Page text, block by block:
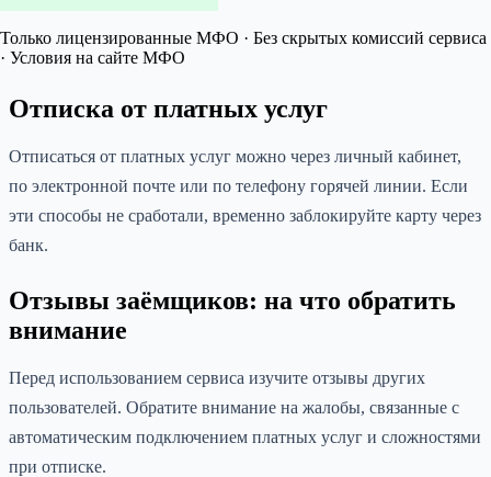
Только лицензированные МФО · Без скрытых комиссий сервиса
· Условия на сайте МФО
Отписка от платных услуг
Отписаться от платных услуг можно через личный кабинет,
по электронной почте или по телефону горячей линии. Если
эти способы не сработали, временно заблокируйте карту через
банк.
Отзывы заёмщиков: на что обратить
внимание
Перед использованием сервиса изучите отзывы других
пользователей. Обратите внимание на жалобы, связанные с
автоматическим подключением платных услуг и сложностями
при отписке.